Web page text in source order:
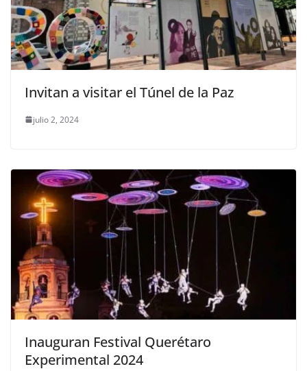
Invitan a visitar el Túnel de la Paz
julio 2, 2024
Inauguran Festival Querétaro
Experimental 2024